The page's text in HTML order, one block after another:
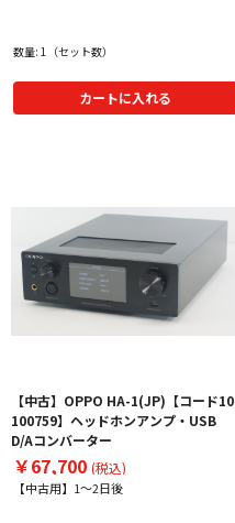
数量: 1（セット数）
カートに入れる
【中古】OPPO HA-1(JP)【コード
100759】ヘッドホンアンプ・USB
D/Aコンバーター
￥67,700 (税込)
【中古用】1～2日後